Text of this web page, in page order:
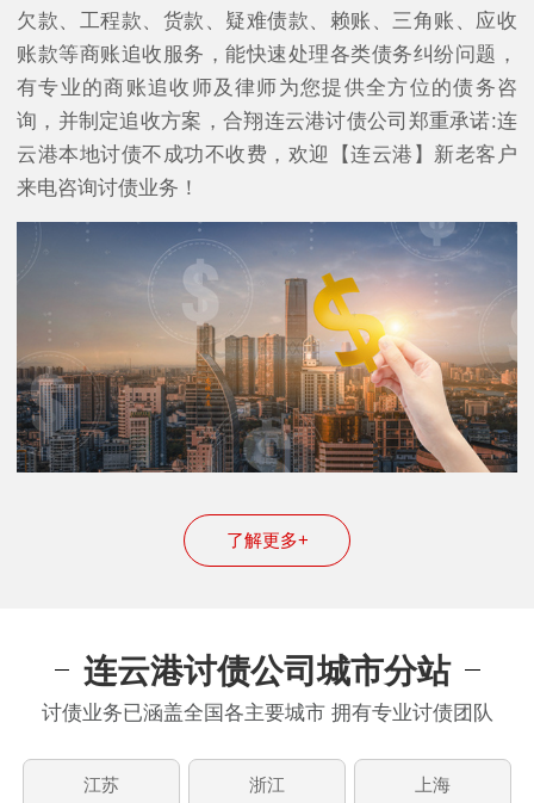
欠款、工程款、货款、疑难债款、赖账、三角账、应收
账款等商账追收服务，能快速处理各类债务纠纷问题，
有专业的商账追收师及律师为您提供全方位的债务咨
询，并制定追收方案，合翔连云港讨债公司郑重承诺:连
云港本地讨债不成功不收费，欢迎【连云港】新老客户
来电咨询讨债业务！
了解更多+
连云港讨债公司城市分站
讨债业务已涵盖全国各主要城市 拥有专业讨债团队
江苏 浙江 上海